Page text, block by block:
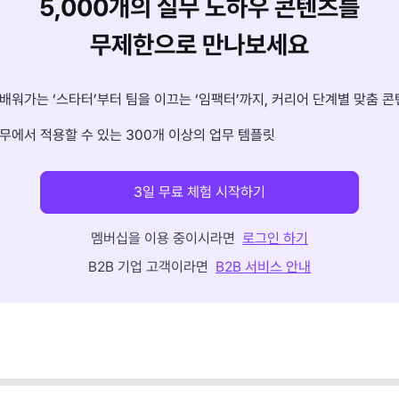
5,000개의 실무 노하우 콘텐츠를
무제한으로 만나보세요
워가는 ‘스타터’부터 팀을 이끄는 ‘임팩터’까지, 커리어 단계별 맞춤 콘
에서 적용할 수 있는 300개 이상의 업무 템플릿
3일 무료 체험 시작하기
멤버십을 이용 중이시라면 로그인 하기
B2B 기업 고객이라면 B2B 서비스 안내